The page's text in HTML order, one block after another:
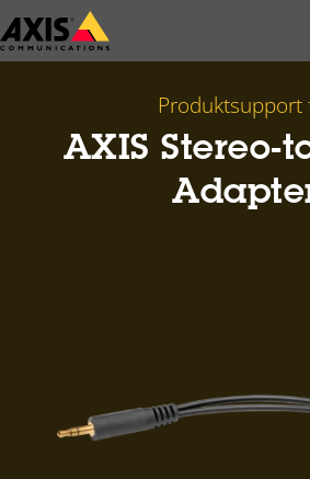
Zum
Hauptinhalt
Produktsupport
AXIS Stereo-